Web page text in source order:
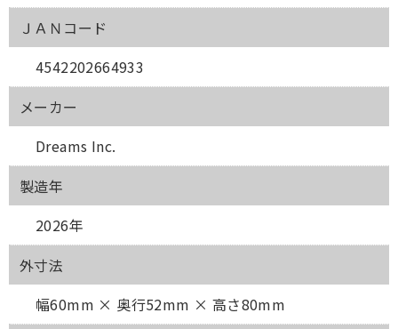
ＪＡＮコード
4542202664933
メーカー
Dreams Inc.
製造年
2026年
外寸法
幅60mm × 奥行52mm × 高さ80mm